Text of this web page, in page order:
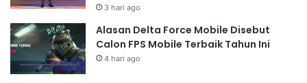
3 hari ago
Alasan Delta Force Mobile Disebut
Calon FPS Mobile Terbaik Tahun Ini
4 hari ago